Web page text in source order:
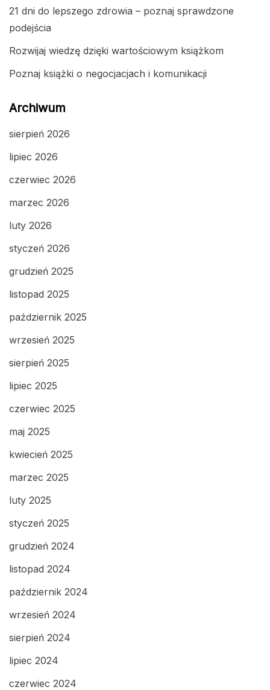
21 dni do lepszego zdrowia – poznaj sprawdzone
podejścia
Rozwijaj wiedzę dzięki wartościowym książkom
Poznaj książki o negocjacjach i komunikacji
Archiwum
sierpień 2026
lipiec 2026
czerwiec 2026
marzec 2026
luty 2026
styczeń 2026
grudzień 2025
listopad 2025
październik 2025
wrzesień 2025
sierpień 2025
lipiec 2025
czerwiec 2025
maj 2025
kwiecień 2025
marzec 2025
luty 2025
styczeń 2025
grudzień 2024
listopad 2024
październik 2024
wrzesień 2024
sierpień 2024
lipiec 2024
czerwiec 2024